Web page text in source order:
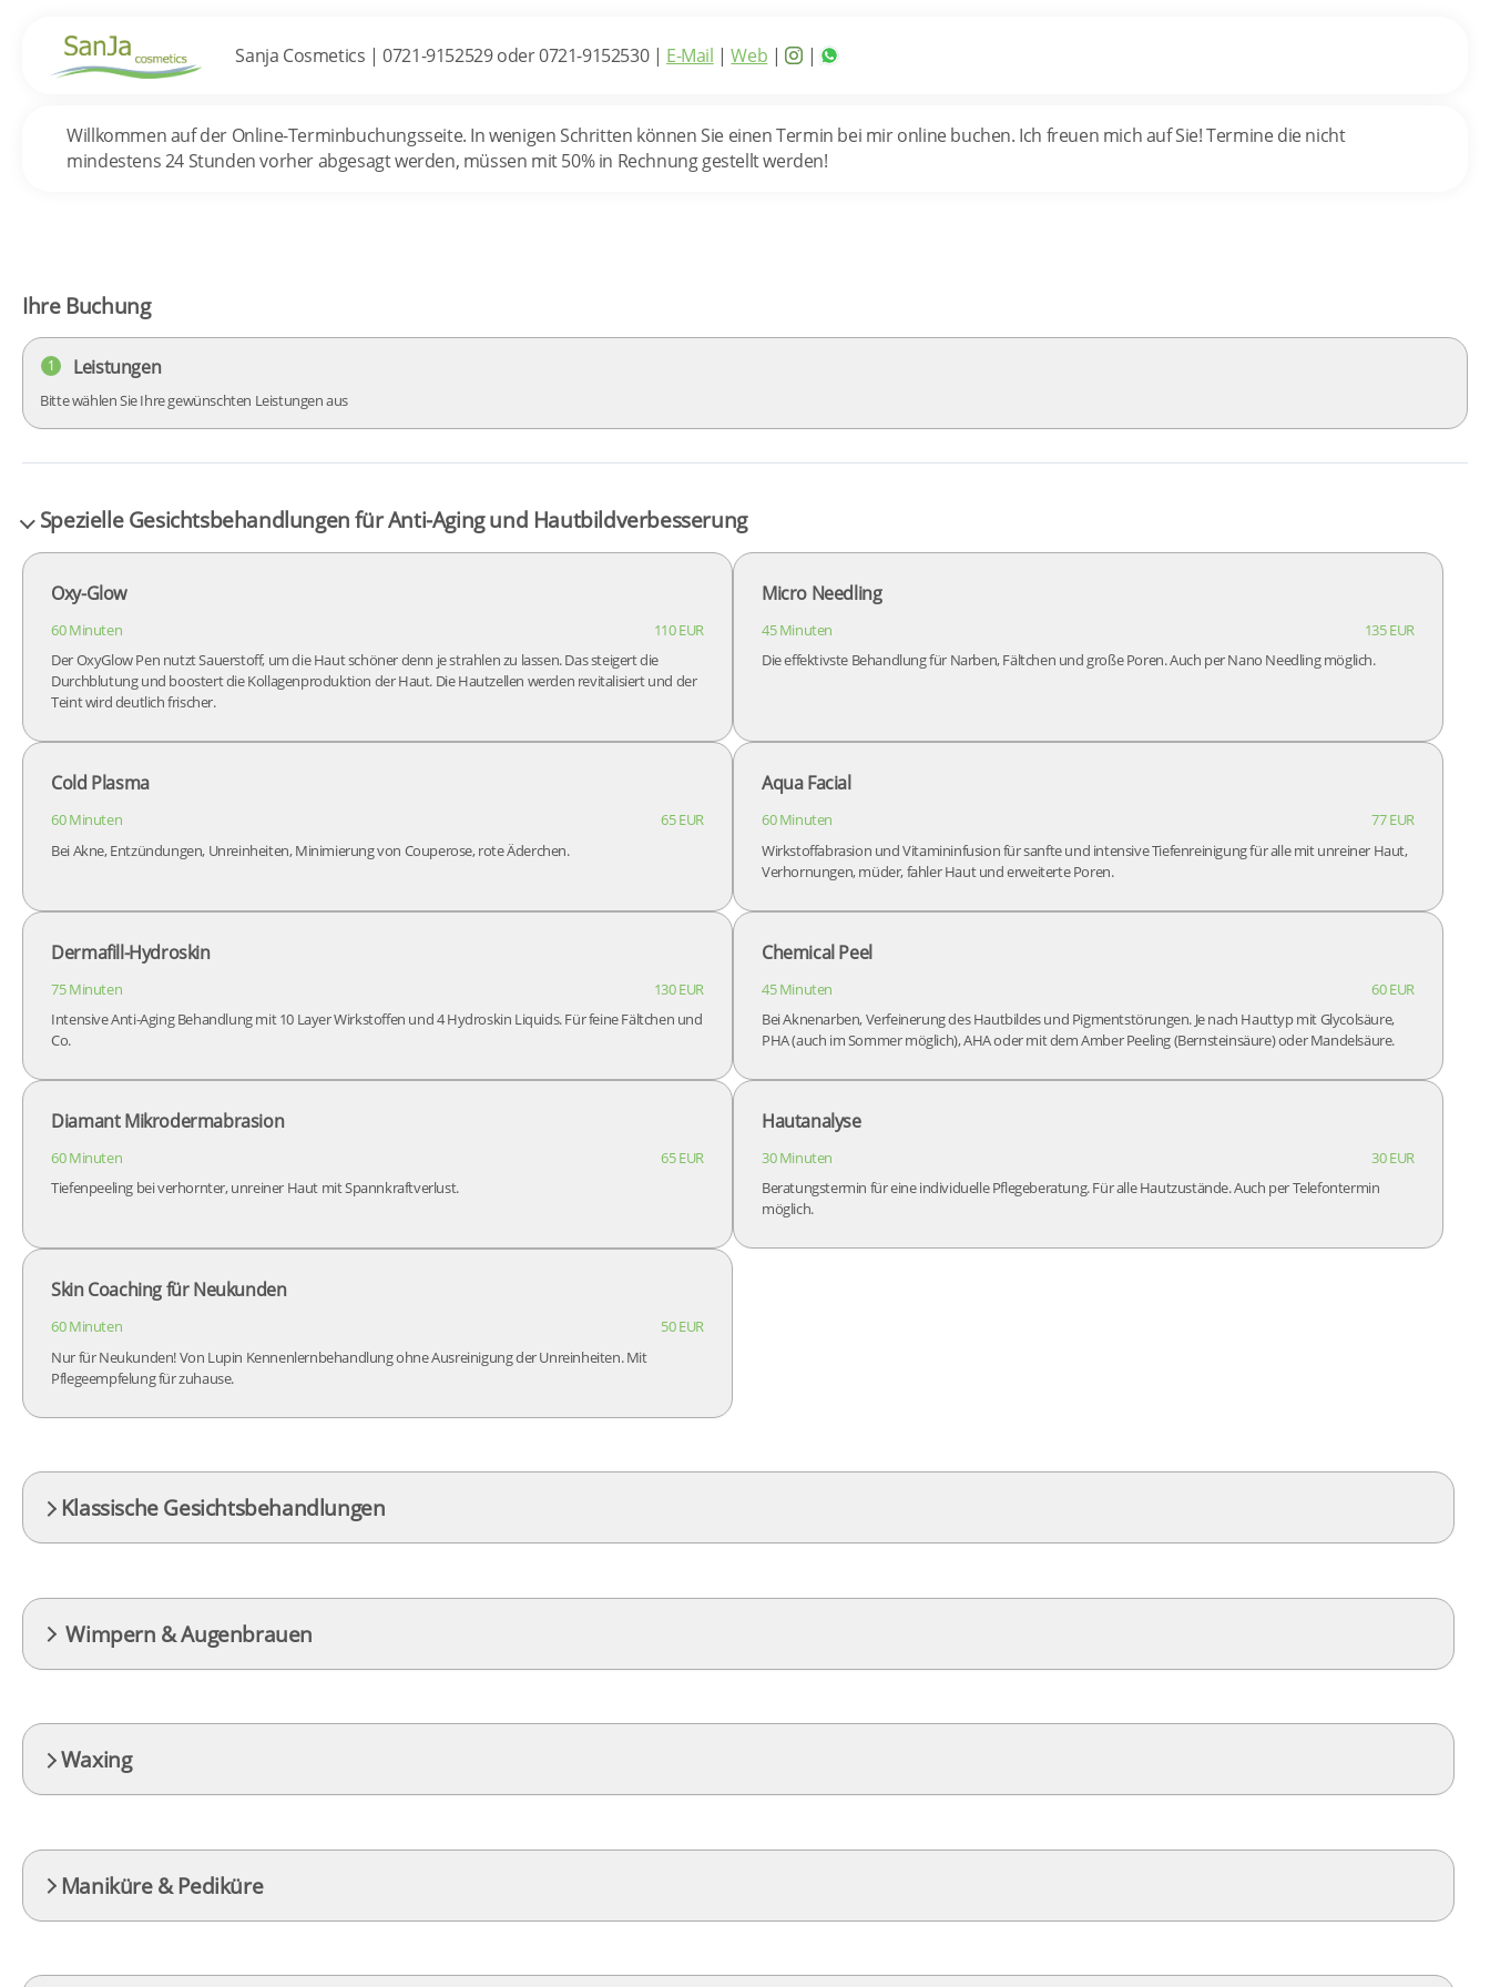
Sanja Cosmetics |0721-9152529 oder 0721-9152530| E-Mail |Web | |
Willkommen auf der Online-Terminbuchungsseite. In wenigen Schritten können Sie einen Termin bei mir online buchen. Ich freuen mich auf Sie! Termine die nicht
mindestens 24 Stunden vorher abgesagt werden, müssen mit 50% in Rechnung gestellt werden!
Spezielle Gesichtsbehandlungen für Anti-Aging und Hautbildverbesserung
Oxy-Glow
60 Minuten
110 EUR
Der OxyGlow Pen nutzt Sauerstoff, um die Haut schöner denn je strahlen zu lassen. Das steigert die
Durchblutung und boostert die Kollagenproduktion der Haut. Die Hautzellen werden revitalisiert und der
Teint wird deutlich frischer.
Micro Needling
45 Minuten
135 EUR
Die effektivste Behandlung für Narben, Fältchen und große Poren. Auch per Nano Needling möglich.
Cold Plasma
60 Minuten
65 EUR
Bei Akne, Entzündungen, Unreinheiten, Minimierung von Couperose, rote Äderchen.
Aqua Facial
60 Minuten
77 EUR
Wirkstoffabrasion und Vitamininfusion für sanfte und intensive Tiefenreinigung für alle mit unreiner Haut,
Verhornungen, müder, fahler Haut und erweiterte Poren.
Dermafill-Hydroskin
75 Minuten
130 EUR
Intensive Anti-Aging Behandlung mit 10 Layer Wirkstoffen und 4 Hydroskin Liquids. Für feine Fältchen und
Co.
Chemical Peel
45 Minuten
60 EUR
Bei Aknenarben, Verfeinerung des Hautbildes und Pigmentstörungen. Je nach Hauttyp mit Glycolsäure,
PHA (auch im Sommer möglich), AHA oder mit dem Amber Peeling (Bernsteinsäure) oder Mandelsäure.
Diamant Mikrodermabrasion
60 Minuten
65 EUR
Tiefenpeeling bei verhornter, unreiner Haut mit Spannkraftverlust.
Hautanalyse
30 Minuten
30 EUR
Beratungstermin für eine individuelle Pflegeberatung. Für alle Hautzustände. Auch per Telefontermin
möglich.
Skin Coaching für Neukunden
60 Minuten
50 EUR
Nur für Neukunden! Von Lupin Kennenlernbehandlung ohne Ausreinigung der Unreinheiten. Mit
Pflegeempfelung für zuhause.
Klassische Gesichtsbehandlungen
Wimpern & Augenbrauen
Waxing
Maniküre & Pediküre
Ihre Buchung
1 Leistungen
Bitte wählen Sie Ihre gewünschten Leistungen aus